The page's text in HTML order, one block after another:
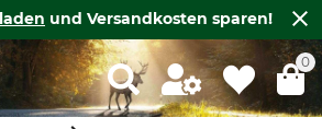
und Versandkosten sparen!
0